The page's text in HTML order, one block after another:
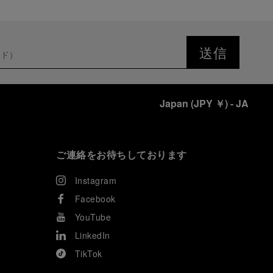
送信
Japan (JPY ￥)- JA
ご連絡をお待ちしております
Instagram
Facebook
YouTube
LinkedIn
TikTok